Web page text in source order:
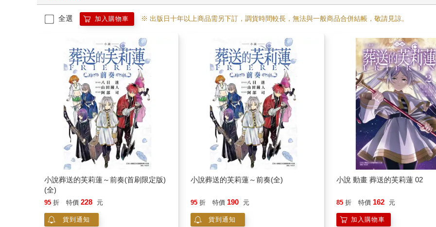
全選 加入購物車 ※ 出版日十年以上商品需另下訂，調貨時間較長，無法與一般商品合併結帳，敬請見諒。
小說葬送的芙莉蓮～前奏(首刷限定版)
(全)
95 折 特價 228 元
貨到通知
小說葬送的芙莉蓮～前奏(全)
95 折 特價 190 元
貨到通知
小說 動畫 葬送的芙莉蓮 02
85 折 特價 162 元
加入購物車